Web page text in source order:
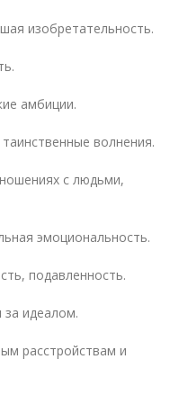
изобретательность.
амбиции.
волнения.
с людьми,
эмоциональность.
подавленность.
за идеалом.
расстройствам и